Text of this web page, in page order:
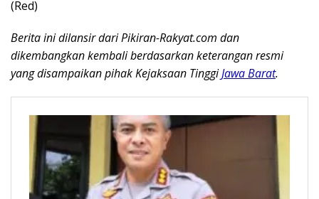
(Red)
Berita ini dilansir dari Pikiran-Rakyat.com dan
dikembangkan kembali berdasarkan keterangan resmi
yang disampaikan pihak Kejaksaan TinggiJawa Barat.